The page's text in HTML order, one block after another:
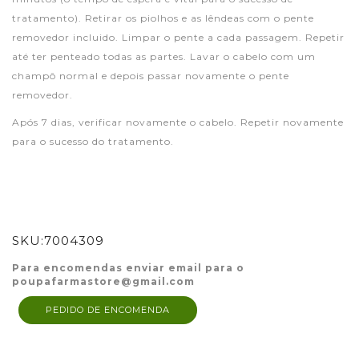
tratamento). Retirar os piolhos e as lêndeas com o pente
removedor incluido. Limpar o pente a cada passagem. Repetir
até ter penteado todas as partes. Lavar o cabelo com um
champô normal e depois passar novamente o pente
removedor.
Após 7 dias, verificar novamente o cabelo. Repetir novamente
para o sucesso do tratamento.
SKU:7004309
Para encomendas enviar email para o
poupafarmastore@gmail.com
PEDIDO DE ENCOMENDA